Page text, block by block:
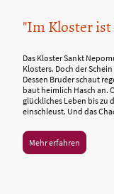
"Im Kloster
Das Kloster Sankt
Klosters. Doch der
Dessen Bruder schaut
baut heimlich Hasch an.
glückliches Leben bis zu
einschleust. Und das
Mehr erfahren